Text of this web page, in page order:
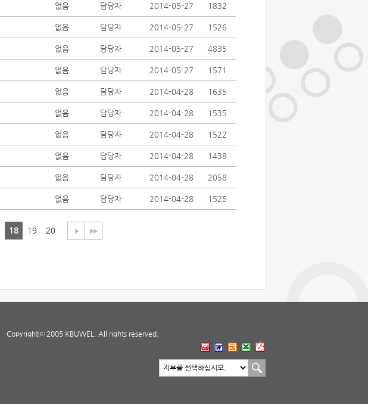
없음 담당자 2014-05-27 1832
없음 담당자 2014-05-27 1526
없음 담당자 2014-05-27 4835
없음 담당자 2014-05-27 1571
없음 담당자 2014-04-28 1635
없음 담당자 2014-04-28 1535
없음 담당자 2014-04-28 1522
없음 담당자 2014-04-28 1438
없음 담당자 2014-04-28 2058
없음 담당자 2014-04-28 1525
18 19 20
Copyrightⓒ 2005 KBUWEL. All rights reserved.